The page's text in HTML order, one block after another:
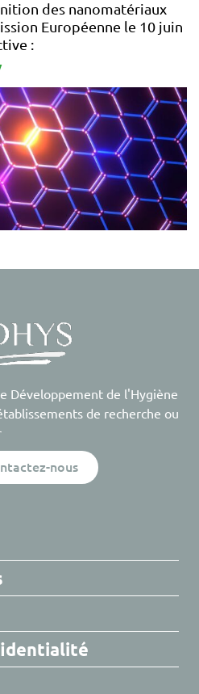
des nanomatériaux
Européenne le 10 juin
:
Développement de l'Hygiène
de recherche ou
nous